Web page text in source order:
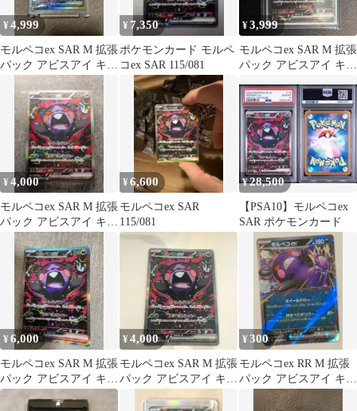
¥4,999
モルペコex SAR M 拡張
パック アビスアイ キラ
¥ 7,350
ポケモンカード モルペ
コex SAR 115/081
¥3,999
モルペコex SAR M 拡張
パック アビスアイ キラ
¥4,000
モルペコex SAR M 拡張
パック アビスアイ キラ
115/081
¥6,600
モルペコex SAR
115/081
¥28,500
【PSA10】モルペコex
SAR ポケモンカード
¥6,000
モルペコex SAR M 拡張
パック アビスアイ キラ
115/081
¥4,000
モルペコex SAR M 拡張
パック アビスアイ キラ
¥300
モルペコex RR M 拡張
パック アビスアイ キラ
053/081